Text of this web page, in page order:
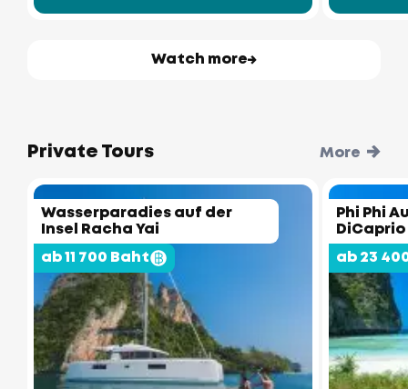
Watch more
Private Tours More
Wasserparadies auf der
Insel Racha Yai
ab 11 700 Baht
Phi Phi
DiCaprio
ab 23